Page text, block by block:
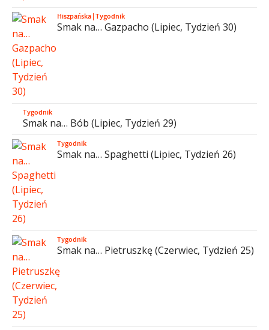
Hiszpańska|Tygodnik
Smak na… Gazpacho (Lipiec, Tydzień 30)
Tygodnik
Smak na… Bób (Lipiec, Tydzień 29)
Tygodnik
Smak na… Spaghetti (Lipiec, Tydzień 26)
Tygodnik
Smak na… Pietruszkę (Czerwiec, Tydzień 25)